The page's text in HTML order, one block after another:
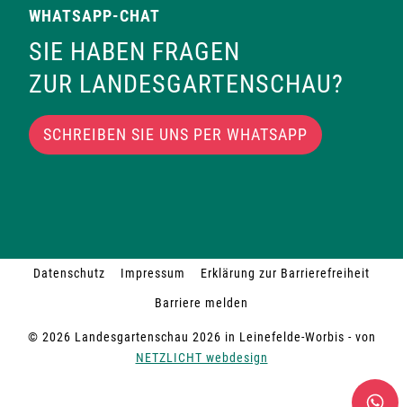
WHATSAPP-CHAT
SIE HABEN FRAGEN
ZUR LANDESGARTENSCHAU?
SCHREIBEN SIE UNS PER WHATSAPP
© 2026 Landesgartenschau 2026 in Leinefelde-Worbis - von
NETZLICHT webdesign
Datenschutz Impressum
Erklärung zur Barrierefreiheit
Barriere melden